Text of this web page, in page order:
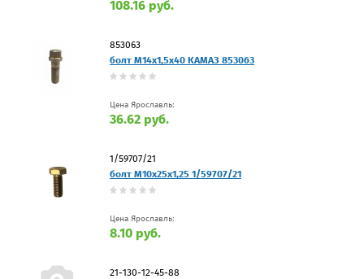
108.16 руб.
853063
болт М14х1,5х40 КАМАЗ 853063
Цена Ярославль:
36.62 руб.
1/59707/21
болт М10х25х1,25 1/59707/21
Цена Ярославль:
8.10 руб.
21-130-12-45-88